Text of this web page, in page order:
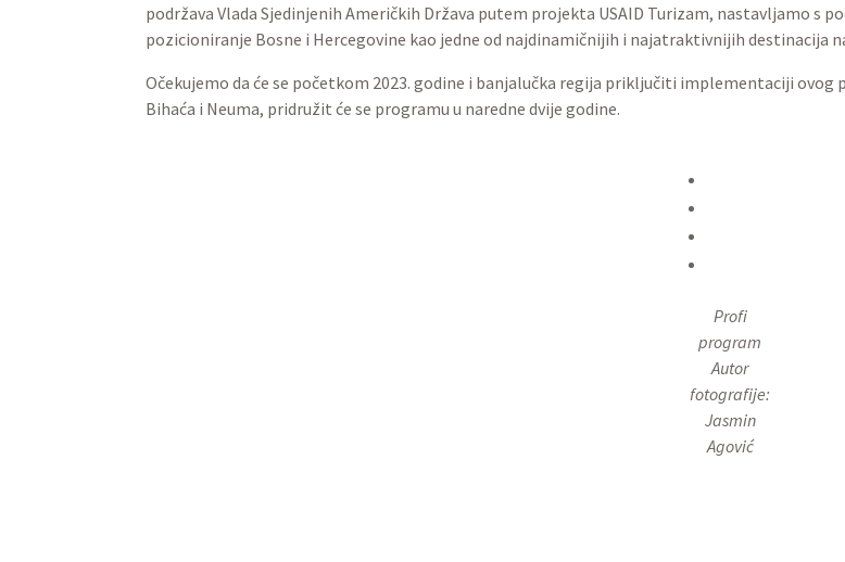
podržava Vlada Sjedinjenih Američkih Država putem projekta USAID Turizam, nastavljamo
pozicioniranje Bosne i Hercegovine kao jedne od najdinamičnijih i najatraktivnijih destinacija
Očekujemo da će se početkom 2023. godine i banjalučka regija priključiti implementaciji
Bihaća i Neuma, pridružit će se programu u naredne dvije godine.
Profi
program
Autor
fotografije:
Jasmin
Agović